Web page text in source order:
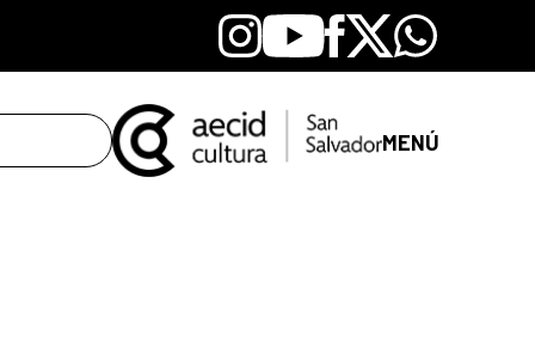
Instagram
YoutubeFacebook
X Whatsapp
MENÚ